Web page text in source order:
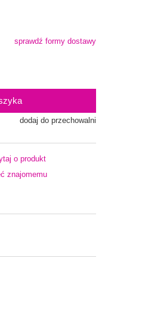
sprawdź formy dostawy
dodaj do przechowalni
o produkt
znajomemu